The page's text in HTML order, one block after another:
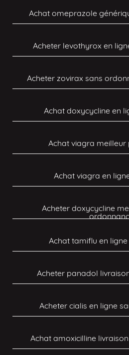
Achat omeprazole
Acheter levothyrox en
Acheter zovirax sans
Achat doxycycline en
Achat viagra meilleur
Achat viagra en
Acheter doxycycline
Achat tamiflu en
Acheter panadol
Acheter cialis en ligne
Achat amoxicilline